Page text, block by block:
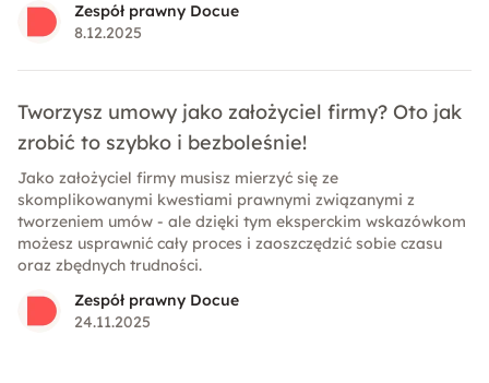
weryfikować status procedowanych zmian w prawie.
Zespół prawny Docue
8.12.2025
Tworzysz umowy jako założyciel firmy? Oto jak
zrobić to szybko i bezboleśnie!
Jako założyciel firmy musisz mierzyć się ze
skomplikowanymi kwestiami prawnymi związanymi z
tworzeniem umów - ale dzięki tym eksperckim wskazówkom
możesz usprawnić cały proces i zaoszczędzić sobie czasu
oraz zbędnych trudności.
Zespół prawny Docue
24.11.2025